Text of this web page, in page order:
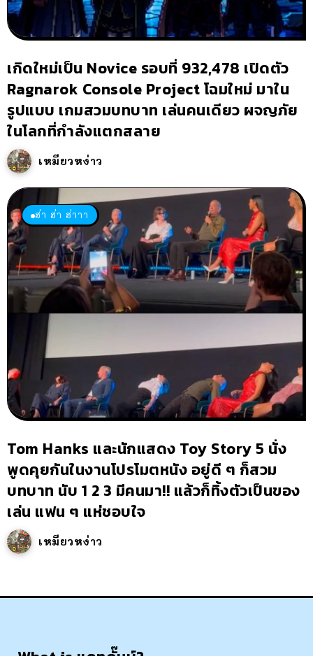
เกิดใหม่เป็น Novice รอบที่ 932,478 เปิดตัว
Ragnarok Console Project โฉมใหม่ มาใน
รูปแบบ เกมสวมบทบาท เล่นคนเดียว ผจญภัย
ในโลกที่กำลังแตกสลาย
เหมียวหง่าว
ฮ่า ฮ่า ฮ่าาา
Tom Hanks และนักแสดง Toy Story 5 นั่ง
พูดคุยกันในงานโปรโมตหนัง อยู่ดี ๆ ก็สวม
บทบาท นับ 1 2 3 มีคนมา!! แล้วก็ทิ้งตัวเป็นของ
เล่น แฟน ๆ แห่ชอบใจ
เหมียวหง่าว